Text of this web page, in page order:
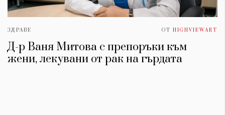
ЗДРАВЕ ОТ HIGHVIEWART
Д-р Ваня Митова с препоръки към
жени, лекувани от рак на гърдата